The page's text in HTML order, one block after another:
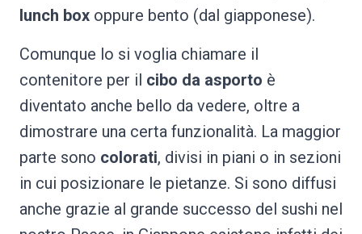
lunch box oppure bento (dal giapponese).
Comunque lo si voglia chiamare il
contenitore per il cibo da asporto è
diventato anche bello da vedere, oltre a
dimostrare una certa funzionalità. La maggior
parte sono colorati, divisi in piani o in sezioni
in cui posizionare le pietanze. Si sono diffusi
anche grazie al grande successo del sushi nel